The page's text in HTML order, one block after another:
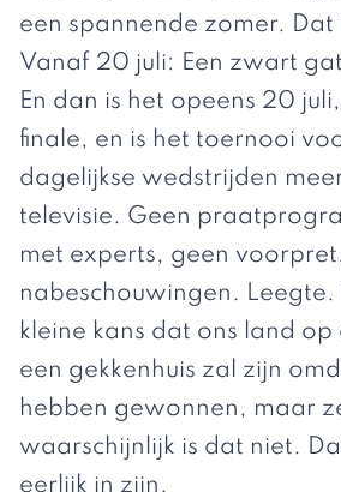
een spannende zomer. Dat
Vanaf 20 juli: Een zwart
En dan is het opeens 20
finale, en is het toernooi
dagelijkse wedstrijden
televisie. Geen
met experts, geen
nabeschouwingen. Leegte.
kleine kans dat ons land
een gekkenhuis zal zijn
hebben gewonnen, maar
waarschijnlijk is dat niet.
eerlijk in zijn.